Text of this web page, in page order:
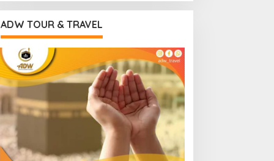
ADW TOUR & TRAVEL